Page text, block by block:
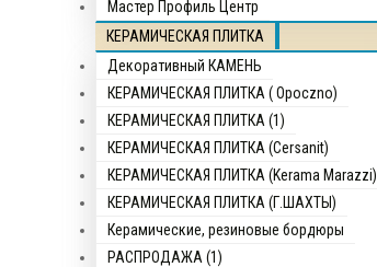
Мастер Профиль Центр
КЕРАМИЧЕСКАЯ ПЛИТКА
Декоративный КАМЕНЬ
КЕРАМИЧЕСКАЯ ПЛИТКА ( Opocznо)
КЕРАМИЧЕСКАЯ ПЛИТКА (1)
КЕРАМИЧЕСКАЯ ПЛИТКА (Cersanit)
КЕРАМИЧЕСКАЯ ПЛИТКА (Kerama Marazzi)
КЕРАМИЧЕСКАЯ ПЛИТКА (Г.ШАХТЫ)
Керамические, резиновые бордюры
РАСПРОДАЖА (1)